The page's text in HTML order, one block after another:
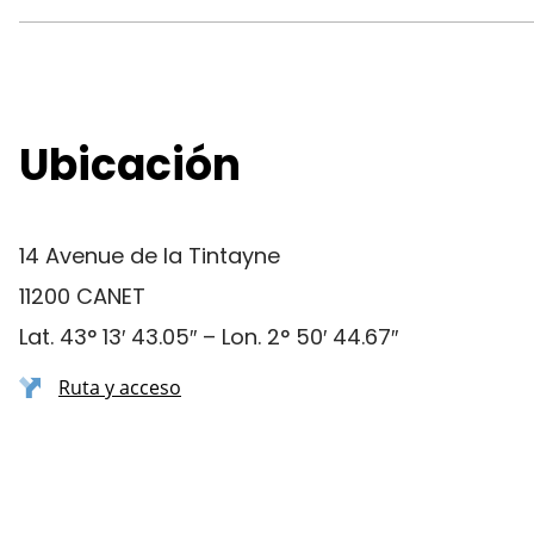
Ubicación
14 Avenue de la Tintayne
11200 CANET
Lat. 43° 13′ 43.05″ – Lon. 2° 50′ 44.67″
Ruta y acceso